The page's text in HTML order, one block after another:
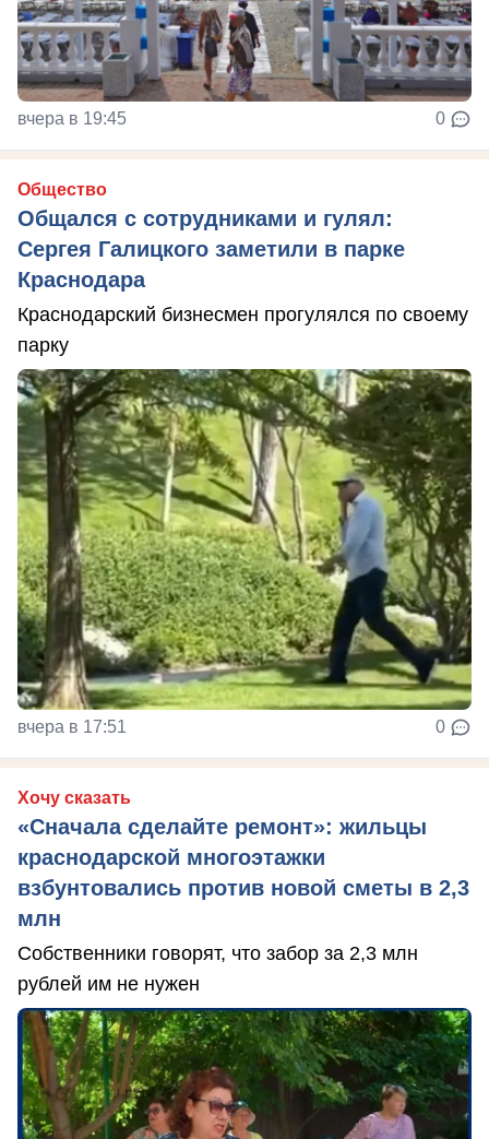
вчера в 19:45 0
Общество
Общался с сотрудниками и гулял:
Сергея Галицкого заметили в парке
Краснодара
Краснодарский бизнесмен прогулялся по своему
парку
вчера в 17:51 0
Хочу сказать
«Сначала сделайте ремонт»: жильцы
краснодарской многоэтажки
взбунтовались против новой сметы в 2,3
млн
Собственники говорят, что забор за 2,3 млн
рублей им не нужен